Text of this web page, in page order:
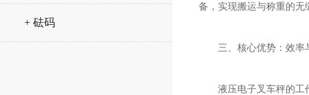
+ 砝码
备，实现搬运与称重的无
三、核心优势：效率
液压电子叉车秤的工作